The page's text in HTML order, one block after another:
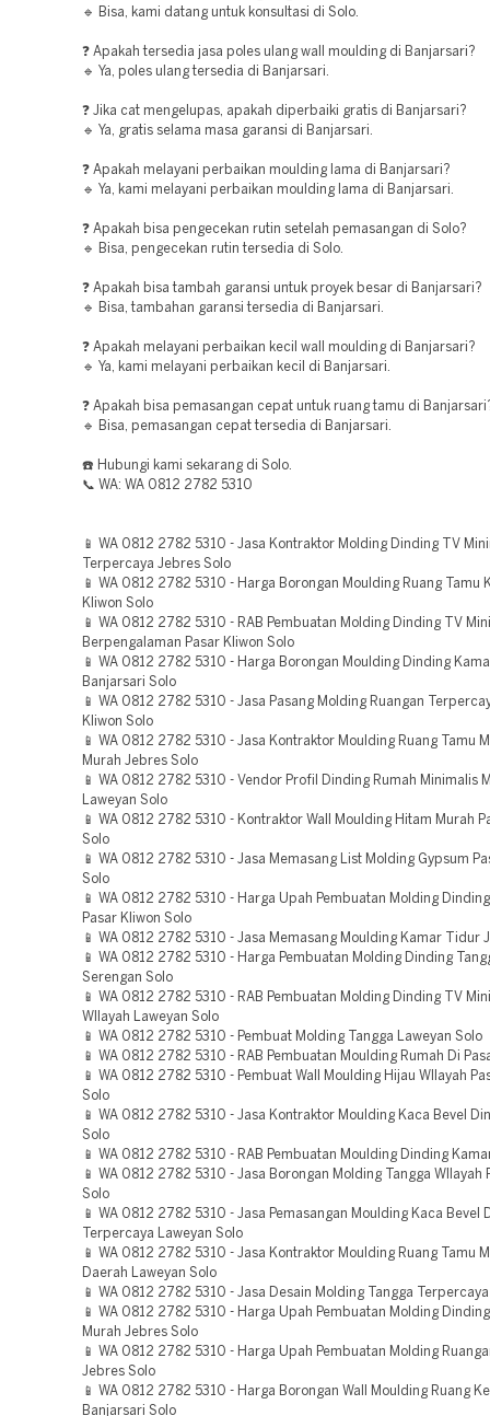
🔹 Bisa, kami datang untuk konsultasi di Solo.
❓ Apakah tersedia jasa poles ulang wall moulding di Banjarsari?
🔹 Ya, poles ulang tersedia di Banjarsari.
❓ Jika cat mengelupas, apakah diperbaiki gratis di Banjarsari?
🔹 Ya, gratis selama masa garansi di Banjarsari.
❓ Apakah melayani perbaikan moulding lama di Banjarsari?
🔹 Ya, kami melayani perbaikan moulding lama di Banjarsari.
❓ Apakah bisa pengecekan rutin setelah pemasangan di Solo?
🔹 Bisa, pengecekan rutin tersedia di Solo.
❓ Apakah bisa tambah garansi untuk proyek besar di Banjarsari?
🔹 Bisa, tambahan garansi tersedia di Banjarsari.
❓ Apakah melayani perbaikan kecil wall moulding di Banjarsari?
🔹 Ya, kami melayani perbaikan kecil di Banjarsari.
❓ Apakah bisa pemasangan cepat untuk ruang tamu di
🔹 Bisa, pemasangan cepat tersedia di Banjarsari.
☎️ Hubungi kami sekarang di Solo.
📞 WA: WA 0812 2782 5310
📱 WA 0812 2782 5310 - Jasa Kontraktor Molding Dinding TV
Terpercaya Jebres Solo
📱 WA 0812 2782 5310 - Harga Borongan Moulding Ruang Tamu
Kliwon Solo
📱 WA 0812 2782 5310 - RAB Pembuatan Molding Dinding TV
Berpengalaman Pasar Kliwon Solo
📱 WA 0812 2782 5310 - Harga Borongan Moulding Dinding
Banjarsari Solo
📱 WA 0812 2782 5310 - Jasa Pasang Molding Ruangan
Kliwon Solo
📱 WA 0812 2782 5310 - Jasa Kontraktor Moulding Ruang Tamu
Murah Jebres Solo
📱 WA 0812 2782 5310 - Vendor Profil Dinding Rumah Minimalis
Laweyan Solo
📱 WA 0812 2782 5310 - Kontraktor Wall Moulding Hitam Murah
Solo
📱 WA 0812 2782 5310 - Jasa Memasang List Molding Gypsum
Solo
📱 WA 0812 2782 5310 - Harga Upah Pembuatan Molding
Pasar Kliwon Solo
📱 WA 0812 2782 5310 - Jasa Memasang Moulding Kamar Tidur
📱 WA 0812 2782 5310 - Harga Pembuatan Molding Dinding
Serengan Solo
📱 WA 0812 2782 5310 - RAB Pembuatan Molding Dinding TV
WIlayah Laweyan Solo
📱 WA 0812 2782 5310 - Pembuat Molding Tangga Laweyan Solo
📱 WA 0812 2782 5310 - RAB Pembuatan Moulding Rumah Di
📱 WA 0812 2782 5310 - Pembuat Wall Moulding Hijau WIlayah
Solo
📱 WA 0812 2782 5310 - Jasa Kontraktor Moulding Kaca Bevel
Solo
📱 WA 0812 2782 5310 - RAB Pembuatan Moulding Dinding
📱 WA 0812 2782 5310 - Jasa Borongan Molding Tangga WIlayah
Solo
📱 WA 0812 2782 5310 - Jasa Pemasangan Moulding Kaca Bevel
Terpercaya Laweyan Solo
📱 WA 0812 2782 5310 - Jasa Kontraktor Moulding Ruang Tamu
Daerah Laweyan Solo
📱 WA 0812 2782 5310 - Jasa Desain Molding Tangga
📱 WA 0812 2782 5310 - Harga Upah Pembuatan Molding
Murah Jebres Solo
📱 WA 0812 2782 5310 - Harga Upah Pembuatan Molding
Jebres Solo
📱 WA 0812 2782 5310 - Harga Borongan Wall Moulding Ruang
Banjarsari Solo